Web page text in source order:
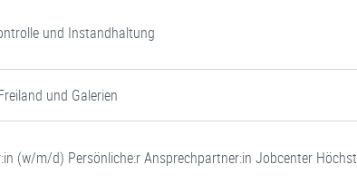
und Instandhaltung
und Galerien
(w/m/d) Persönliche:r Ansprechpartner:in Jobcenter Höchst